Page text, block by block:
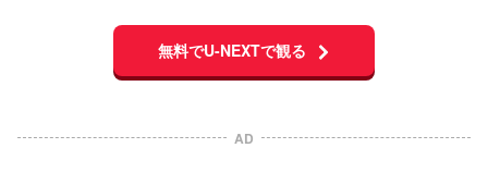
無料でU-NEXTで観る
AD